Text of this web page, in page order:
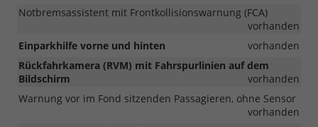
Notbremsassistent mit Frontkollisionswarnung (FCA)
vorhanden
Einparkhilfe vorne und hinten
vorhanden
Rückfahrkamera (RVM) mit Fahrspurlinien auf dem
Bildschirm
vorhanden
Warnung vor im Fond sitzenden Passagieren, ohne Sensor
vorhanden